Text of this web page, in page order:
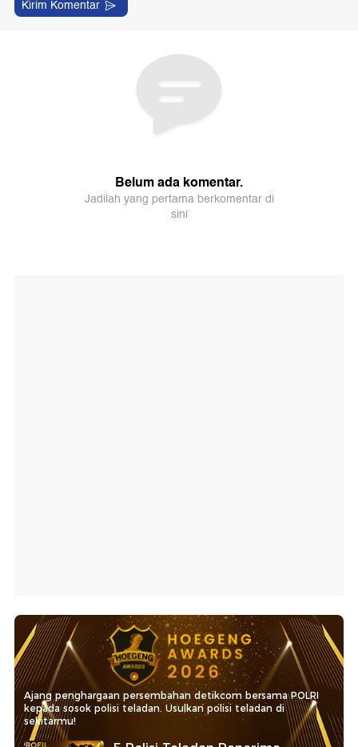
Ajang penghargaan persembahan detikcom bersama POLRI
kepada sosok polisi teladan. Usulkan polisi teladan di
sekitarmu!